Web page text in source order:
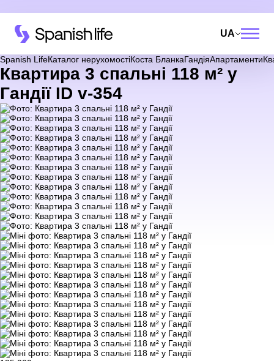
UA
Spanish LifeКаталог нерухомостіКоста БланкаГандіяАпартаменти
Квартира 3 спальні 118 м² у
Гандії ID v-354